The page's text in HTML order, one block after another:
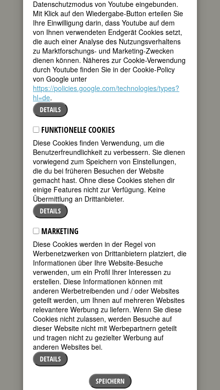
Biografie•Weblinks•Literatur &
Quellen•Bildquellen
BIOGRAFIE
teilen
tweet
Paula Kohlhaupts
Spuren zu lesen
ist schwierig.
Außer ihren
Büchern über
Alpenblumen und
Orchideen existieren nur wenige
gesicherte Fakten über sie. Zunächst
einmal war ihr Leben das typische
Frauenschicksal der Generation, die zu
Beginn des 20. Jahrhunderts geboren
wurde. Zwei Weltkriege musste sie
miterleben, die sie ziemlich
wahrscheinlich privater und beruflicher
Möglichkeiten beraubten, Dokumente
wurden vernichtet, viele Erinnerungen
verdrängt und nie weitererzählt, jüngere
Zeitzeugen besaßen nicht den Mut,
rechtzeitig Fragen zu stellen. So ist zum
Beispiel nicht bekannt, welche Haltung
Paula Kohlhaupt dem
Nationalsozialismus gegenüber
einnahm, oder ob sie während des
zweiten Weltkriegs dienstverpflichtet
wurde, und falls ja, worin ihre Tätigkeit
dann bestand.
Paula Sendtner wurde als ältere von
zwei Töchtern in München geboren. Ihre
Kindheit und Jugend verbrachte sie in
Augsburg. Nach dem Ende der Schulzeit
begann sie eine Ausbildung als Musik-,
Kunst- und Sportlehrerin. Ob sie diese je
abschloss und in diesem Beruf
tatsächlich arbeitete, lässt sich nicht
Datenschutzmodus von Youtube eingebunden.
Mit Klick auf den Wiedergabe-Button erteilen Sie
Ihre Einwilligung darin, dass Youtube auf dem
von Ihnen verwendeten Endgerät Cookies setzt,
die auch einer Analyse des Nutzungsverhaltens
zu Marktforschungs- und Marketing-Zwecken
dienen können. Näheres zur Cookie-Verwendung
durch Youtube finden Sie in der Cookie-Policy
von Google unter
https://policies.google.com/technologies/types?
hl=de.
DETAILS
FUNKTIONELLE COOKIES
Diese Cookies finden Verwendung, um die
Benutzerfreundlichkeit zu verbessern. Sie dienen
vorwiegend zum Speichern von Einstellungen,
die du bei früheren Besuchen der Website
gemacht hast. Ohne diese Cookies stehen dir
einige Features nicht zur Verfügung. Keine
Übermittlung an Drittanbieter.
DETAILS
MARKETING
Diese Cookies werden in der Regel von
Werbenetzwerken von Drittanbietern platziert, die
Informationen über Ihre Website-Besuche
verwenden, um ein Profil Ihrer Interessen zu
erstellen. Diese Informationen können mit
anderen Werbetreibenden und / oder Websites
geteilt werden, um Ihnen auf mehreren Websites
relevantere Werbung zu liefern. Wenn Sie diese
Cookies nicht zulassen, werden Besuche auf
dieser Website nicht mit Werbepartnern geteilt
und tragen nicht zu gezielter Werbung auf
anderen Websites bei.
DETAILS
SPEICHERN